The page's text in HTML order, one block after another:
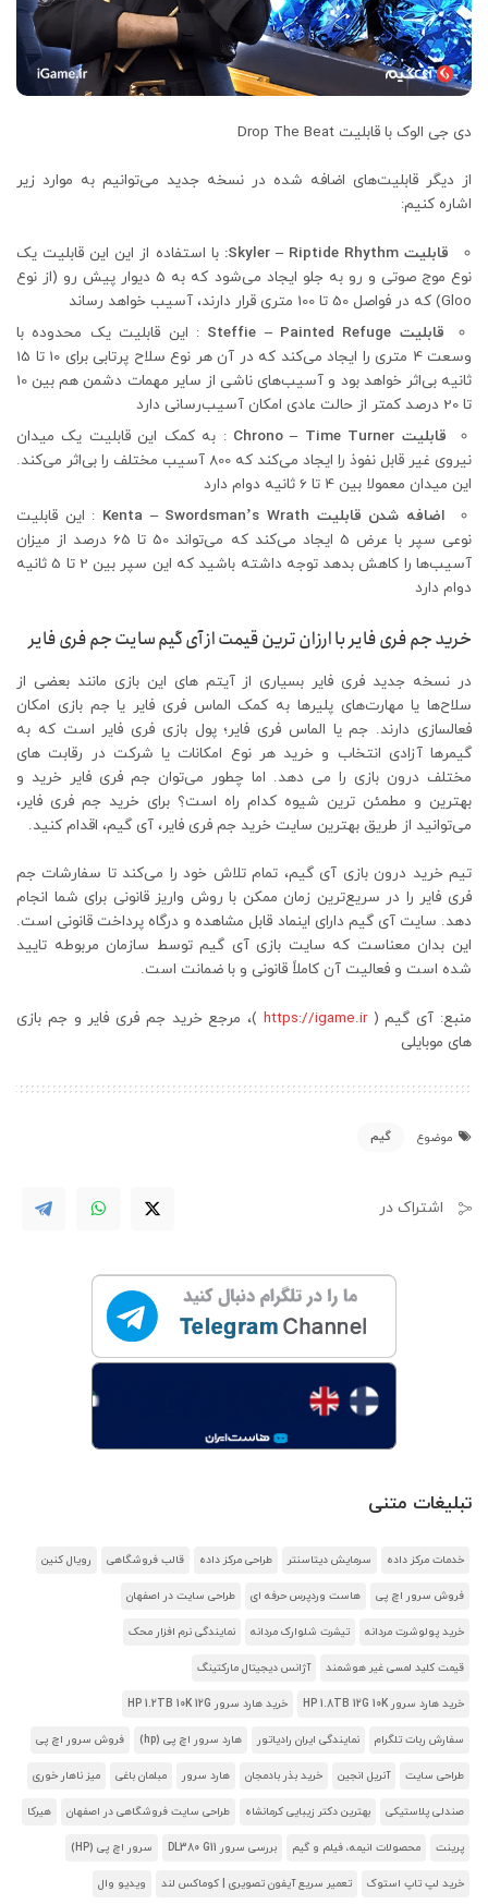
دی جی الوک با قابلیت Drop The Beat
از دیگر قابلیت‌های اضافه شده در نسخه جدید می‌توانیم به موارد زیر
اشاره کنیم:
قابلیت Skyler – Riptide Rhythm:
با استفاده از این این قابلیت یک
نوع موج صوتی و رو به جلو ایجاد می‌شود که به 5 دیوار پیش رو (از نوع
Gloo) که در فواصل 50 تا 100 متری قرار دارند، آسیب خواهد رساند
قابلیت Steffie – Painted Refuge
: این قابلیت یک محدوده با
وسعت 4 متری را ایجاد می‌کند که در آن هر نوع سلاح پرتابی برای 10 تا 15
ثانیه بی‌اثر خواهد بود و آسیب‌های ناشی از سایر مهمات دشمن هم بین 10
تا 20 درصد کمتر از حالت عادی امکان آسیب‌رسانی دارد
قابلیت Chrono – Time Turner
: به کمک این قابلیت یک میدان
نیروی غیر قابل نفوذ را ایجاد می‌کند که 800 آسیب مختلف را بی‌اثر می‌کند.
این میدان معمولا بین 4 تا 6 ثانیه دوام دارد
اضافه شدن قابلیت Kenta – Swordsman’s Wrath
: این قابلیت
نوعی سپر با عرض 5 ایجاد می‌کند که می‌تواند 50 تا 65 درصد از میزان
آسیب‌ها را کاهش بدهد توجه داشته باشید که این سپر بین 2 تا 5 ثانیه
دوام دارد
خرید جم فری فایر با ارزان ترین قیمت از آی گیم سایت جم فری فایر
در نسخه جدید فری فایر بسیاری از آیتم های این بازی مانند بعضی از
سلاح‌ها یا مهارت‌های پلیرها به کمک الماس فری فایر یا جم بازی امکان
فعالسازی دارند. جم یا الماس فری فایر؛ پول بازی فری فایر است که به
گیمرها آزادی انتخاب و خرید هر نوع امکانات یا شرکت در رقابت های
مختلف درون بازی را می دهد. اما چطور می‌توان جم فری فایر خرید و
بهترین و مطمئن ترین شیوه کدام راه است؟ برای خرید جم فری فایر،
می‌توانید از طریق بهترین سایت خرید جم فری فایر، آی گیم، اقدام کنید.
تیم خرید درون بازی آی گیم، تمام تلاش خود را می‌کند تا سفارشات جم
فری فایر را در سریع‌ترین زمان ممکن با روش واریز قانونی برای شما انجام
دهد. سایت آی گیم دارای اینماد قابل مشاهده و درگاه پرداخت قانونی است.
این بدان معناست که سایت بازی آی گیم توسط سازمان مربوطه تایید
شده است و فعالیت آن کاملاً قانونی و با ضمانت است.
منبع: آی گیم (https://igame.ir )، مرجع خرید جم فری فایر و جم بازی
های موبایلی
موضوع گیم
اشتراک در
تبلیغات متنی
خدمات مرکز داده سرمایش دیتاسنتر طراحی مرکز داده قالب فروشگاهی رویال کنین
فروش سرور اچ پی هاست وردپرس حرفه ای طراحی سایت در اصفهان
خرید پولوشرت مردانه تیشرت شلوارک مردانه نمایندگی نرم افزار محک
قیمت کلید لمسی غیر هوشمند آژانس دیجیتال مارکتینگ
خرید هارد سرور HP 1.8TB 12G 10K خرید هارد سرور HP 1.2TB 10K 12G
سفارش ربات تلگرام نمایندگی ایران رادیاتور هارد سرور اچ پی (hp) فروش سرور اچ پی
طراحی سایت آنریل انجین خرید بذر بادمجان هارد سرور مبلمان باغی میز ناهار خوری
صندلی پلاستیکی بهترین دکتر زیبایی کرمانشاه طراحی سایت فروشگاهی در اصفهان هیرکا
پرینت محصولات انیمه، فیلم و گیم بررسی سرور DL380 G11 سرور اچ پی (HP)
خرید لپ تاپ استوک تعمیر سریع آیفون تصویری | کوماکس لند ویدیو وال